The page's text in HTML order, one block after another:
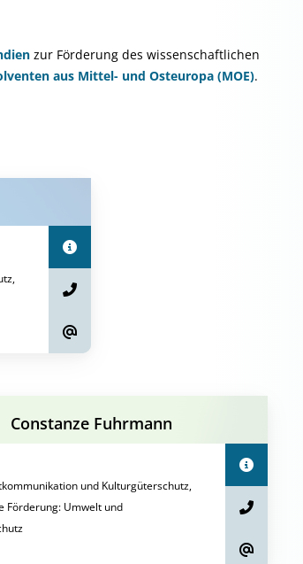
zur Förderung des wissenschaftlichen
aus Mittel- und Osteuropa (MOE).
Constanze Fuhrmann
und Kulturgüterschutz,
Förderung: Umwelt und